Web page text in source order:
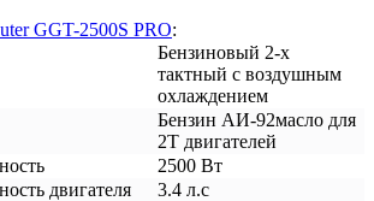
GGT-2500S PRO:
Бензиновый 2-х
тактный с воздушным
охлаждением
Бензин АИ-92масло для
2Т двигателей
2500 Вт
двигателя
3.4 л.с